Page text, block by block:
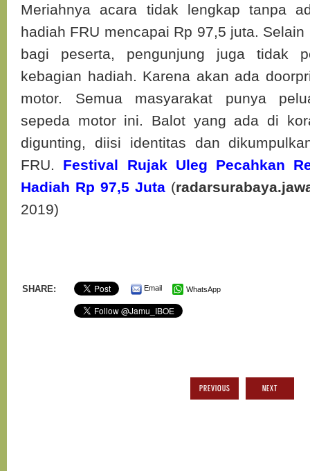
Meriahnya acara tidak lengkap tanpa
hadiah FRU mencapai Rp 97,5 juta.
bagi peserta, pengunjung juga tidak
kebagian hadiah. Karena akan ada
motor. Semua masyarakat punya
sepeda motor ini. Balot yang ada di
digunting, diisi identitas dan
FRU. Festival Rujak Uleg Pecahkan
Hadiah Rp 97,5 Juta (
2019)
SHARE: Email WhatsApp
PREVIOUS NEXT